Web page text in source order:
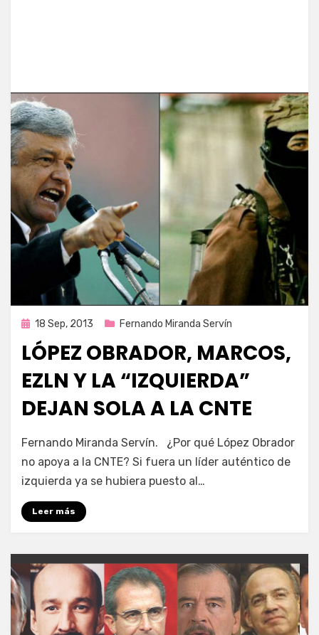
Publicada
18 Sep, 2013 Fernando Miranda Servín
LÓPEZ OBRADOR, MARCOS,
EZLN Y LA “IZQUIERDA”
DEJAN SOLA A LA CNTE
Enrique
Fernando Miranda Servín. ¿Por qué López Obrador
no apoya a la CNTE? Si fuera un líder auténtico de
izquierda ya se hubiera puesto al…
Leer más